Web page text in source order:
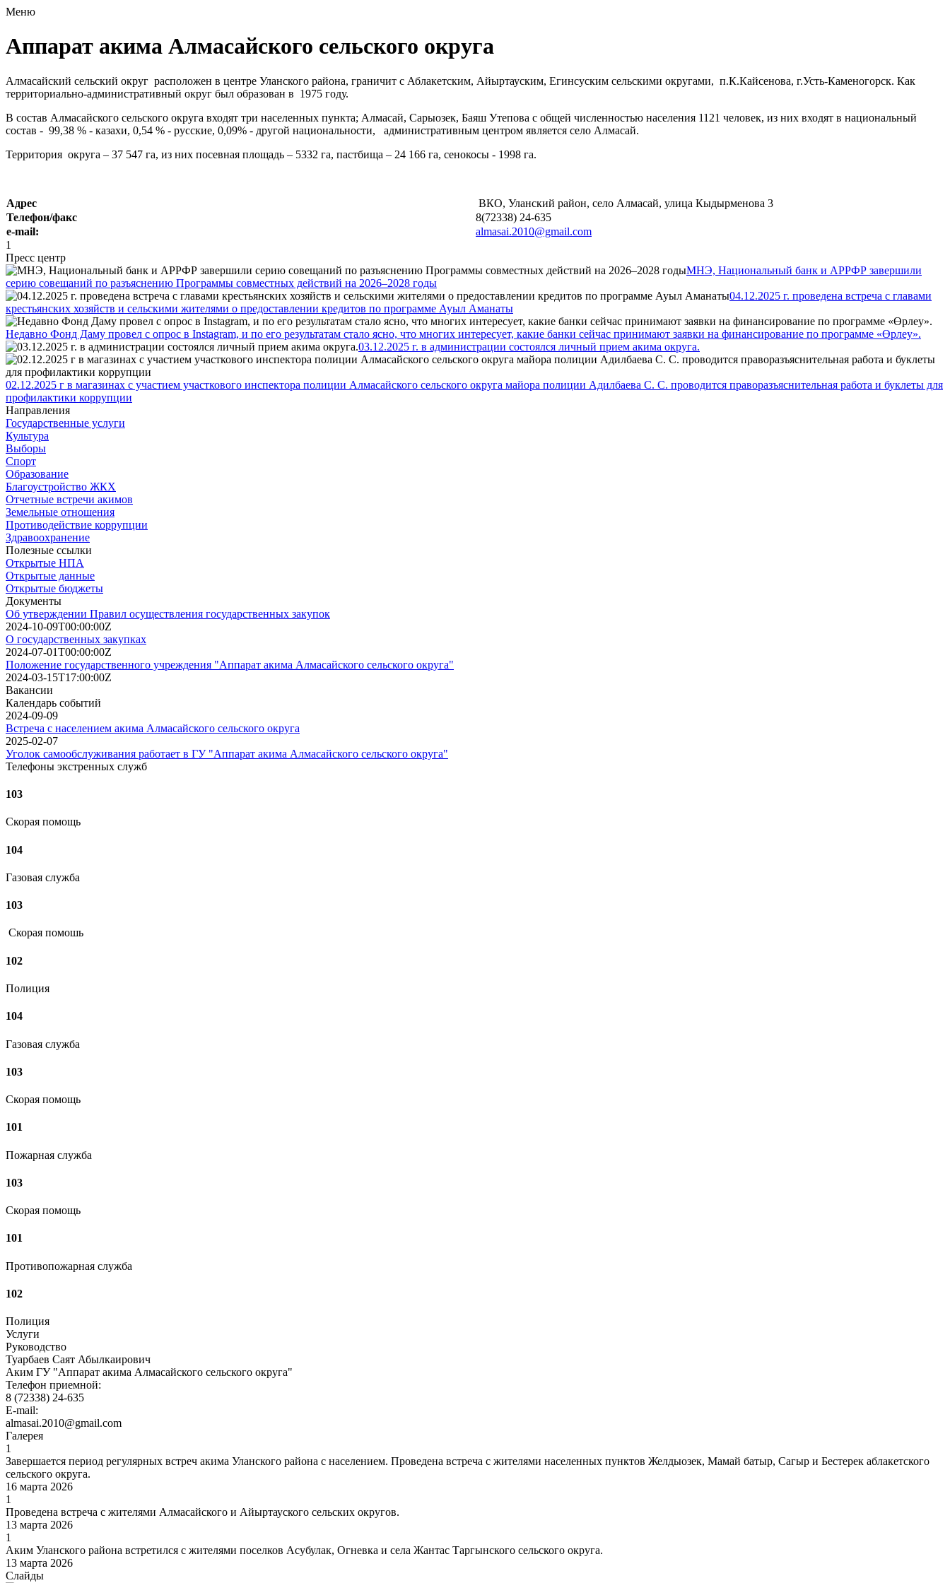
Меню
Аппарат акима Алмасайского сельского округа
Алмасайский сельский округ расположен в центре Уланского района, граничит с Аблакетским, Айыртауским, Егинсуским сельскими округами, п.К.Кайсенова, г.Усть-Каменогорск. Как
территориально-административный округ был образован в 1975 году.
В состав Алмасайского сельского округа входят три населенных пункта; Алмасай, Сарыозек, Баяш Утепова с общей численностью населения 1121 человек, из них входят в национальный
состав - 99,38 % - казахи, 0,54 % - русские, 0,09% - другой национальности, административным центром является село Алмасай.
Территория округа – 37 547 га, из них посевная площадь – 5332 га, пастбища – 24 166 га, сенокосы - 1998 га.
Адрес
ВКО, Уланский район, село Алмасай, улица Кыдырменова 3
Телефон/факс
8(72338) 24-635
e-mail:
almasai.2010@gmail.com
1
Пресс центр
МНЭ, Национальный банк и АРРФР завершили
серию совещаний по разъяснению Программы совместных действий на 2026–2028 годы
04.12.2025 г. проведена встреча с главами
крестьянских хозяйств и сельскими жителями о предоставлении кредитов по программе Ауыл Аманаты
Недавно Фонд Даму провел с опрос в Instagram, и по его результатам стало ясно, что многих интересует, какие банки сейчас принимают заявки на финансирование по программе «Өрлеу».
03.12.2025 г. в администрации состоялся личный прием акима округа.
02.12.2025 г в магазинах с участием участкового инспектора полиции Алмасайского сельского округа майора полиции Адилбаева С. С. проводится праворазъяснительная работа и буклеты для
профилактики коррупции
Направления
Государственные услуги
Культура
Выборы
Спорт
Образование
Благоустройство ЖКХ
Отчетные встречи акимов
Земельные отношения
Противодействие коррупции
Здравоохранение
Полезные ссылки
Открытые НПА
Открытые данные
Открытые бюджеты
Документы
Об утверждении Правил осуществления государственных закупок
2024-10-09T00:00:00Z
О государственных закупках
2024-07-01T00:00:00Z
Положение государственного учреждения "Аппарат акима Алмасайского сельского округа"
2024-03-15T17:00:00Z
Вакансии
Календарь событий
2024-09-09
Встреча с населением акима Алмасайского сельского округа
2025-02-07
Уголок самообслуживания работает в ГУ "Аппарат акима Алмасайского сельского округа"
Телефоны экстренных служб
103
Скорая помощь
104
Газовая служба
103
Скорая помошь
102
Полиция
104
Газовая служба
103
Скорая помощь
101
Пожарная служба
103
Скорая помощь
101
Противопожарная служба
102
Полиция
Услуги
Руководство
Туарбаев Саят Абылкаирович
Аким ГУ "Аппарат акима Алмасайского сельского округа"
Телефон приемной:
8 (72338) 24-635
E-mail:
almasai.2010@gmail.com
Галерея
1
Завершается период регулярных встреч акима Уланского района с населением. Проведена встреча с жителями населенных пунктов Желдыозек, Мамай батыр, Сагыр и Бестерек аблакетского
сельского округа.
16 марта 2026
1
Проведена встреча с жителями Алмасайского и Айыртауского сельских округов.
13 марта 2026
1
Аким Уланского района встретился с жителями поселков Асубулак, Огневка и села Жантас Таргынского сельского округа.
13 марта 2026
Слайды